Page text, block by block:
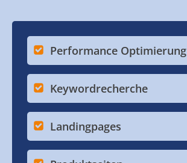
Performance Optimierung
Keywordrecherche
Landingpages